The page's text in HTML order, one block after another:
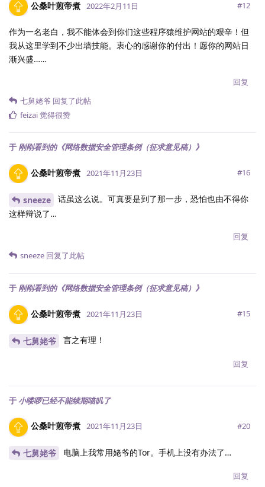
公桑叶煎帝煮 2022年2月11日 #12
作为一名老白，我不能体会到你们这些程序猿维护网站的艰辛！但
我从这里学到不少出墙技能。衷心的感谢你的付出！愿你的网站日
渐兴盛……
回复
七舅姥爷 回复了此帖
feizai觉得很赞
于 刚刚看到的《网络数据安全管理条例（征求意见稿）》
公桑叶煎帝煮 2021年11月23日 #16
sneeze
话虽这么说。可真要是到了那一步，恐怕也由不得你
这样辩说了…
回复
sneeze 回复了此帖
于 刚刚看到的《网络数据安全管理条例（征求意见稿）》
公桑叶煎帝煮 2021年11月23日 #15
七舅姥爷 言之有理！
回复
于小喽啰已经不能续期喵叽了
公桑叶煎帝煮 2021年11月23日 #20
七舅姥爷 电脑上我常用姥爷的Tor。手机上没有办法了…
回复